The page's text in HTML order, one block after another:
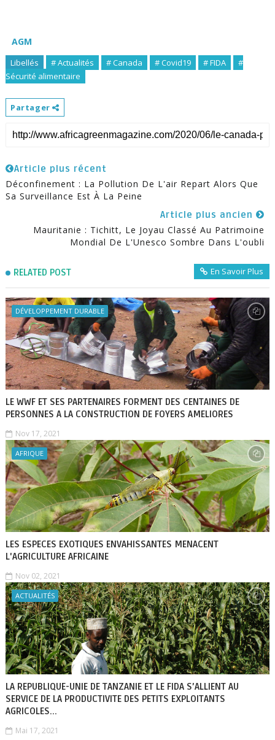
AGM
Libellés # Actualités # Canada # Covid19 # FIDA
#
Sécurité alimentaire
Partager
Article plus récent
Déconfinement : La Pollution De L'air Repart Alors Que
Sa Surveillance Est À La Peine
Article plus ancien
Mauritanie : Tichitt, Le Joyau Classé Au Patrimoine
Mondial De L'Unesco Sombre Dans L'oubli
RELATED POST En Savoir Plus
DÉVELOPPEMENT DURABLE
LE WWF ET SES PARTENAIRES FORMENT DES CENTAINES DE
PERSONNES A LA CONSTRUCTION DE FOYERS AMELIORES
Nov 17, 2021
AFRIQUE
LES ESPECES EXOTIQUES ENVAHISSANTES MENACENT
L'AGRICULTURE AFRICAINE
Nov 02, 2021
ACTUALITÉS
LA REPUBLIQUE-UNIE DE TANZANIE ET LE FIDA S’ALLIENT AU
SERVICE DE LA PRODUCTIVITE DES PETITS EXPLOITANTS
AGRICOLES...
Mai 17, 2021